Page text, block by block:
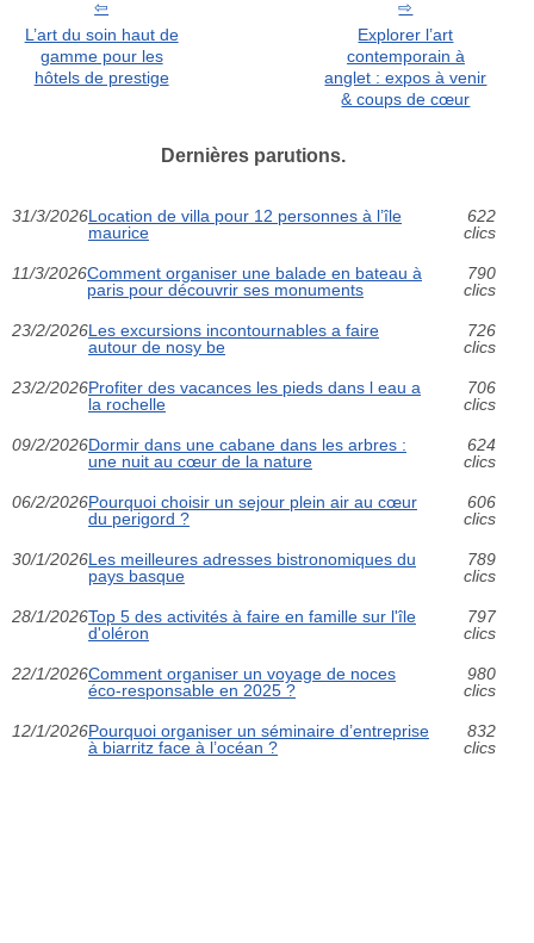
L’art du soin haut de
gamme pour les
hôtels de prestige
Explorer l’art
contemporain à
anglet : expos à venir
& coups de cœur
Dernières parutions.
31/3/2026Location de villa pour 12 personnes à l’île
maurice
622
clics
11/3/2026Comment organiser une balade en bateau à
paris pour découvrir ses monuments
790
clics
23/2/2026Les excursions incontournables a faire
autour de nosy be
726
clics
23/2/2026Profiter des vacances les pieds dans l eau a
la rochelle
706
clics
09/2/2026Dormir dans une cabane dans les arbres :
une nuit au cœur de la nature
624
clics
06/2/2026Pourquoi choisir un sejour plein air au cœur
du perigord ?
606
clics
30/1/2026Les meilleures adresses bistronomiques du
pays basque
789
clics
28/1/2026Top 5 des activités à faire en famille sur l'île
d'oléron
797
clics
22/1/2026Comment organiser un voyage de noces
éco-responsable en 2025 ?
980
clics
12/1/2026Pourquoi organiser un séminaire d’entreprise
à biarritz face à l’océan ?
832
clics